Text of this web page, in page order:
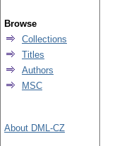
Browse
Collections
Titles
Authors
MSC
About DML-CZ